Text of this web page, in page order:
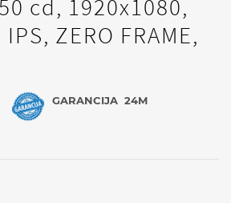
cd, 1920x1080,
ZERO FRAME,
GARANCIJA 24M